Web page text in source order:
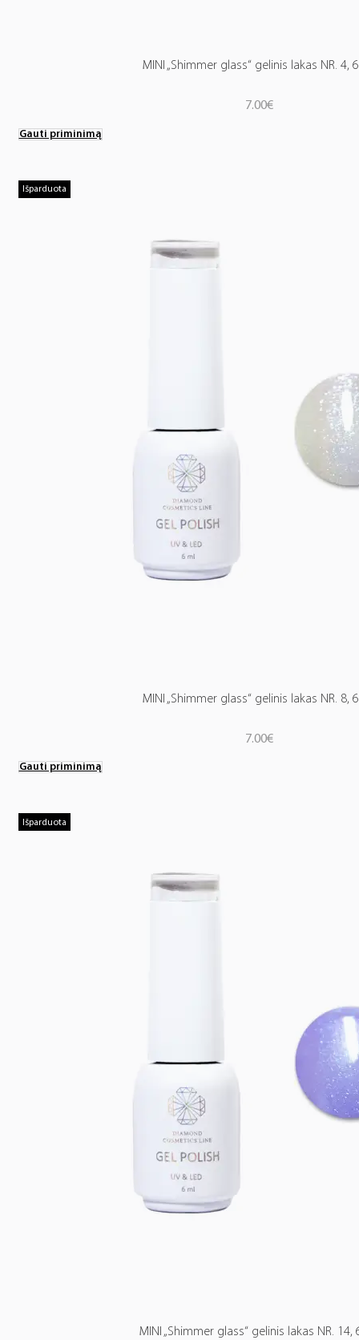
MINI „Shimmer glass“ gelinis lakas NR. 4,
7.00€
Gauti priminimą
Išparduota
MINI „Shimmer glass“ gelinis lakas NR. 8,
7.00€
Gauti priminimą
Išparduota
MINI „Shimmer glass“ gelinis lakas NR. 14,